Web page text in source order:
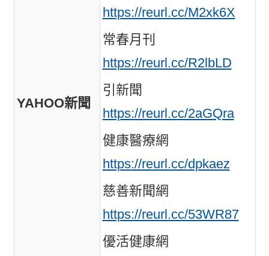
YAHOO新聞
https://reurl.cc/M2xk6X
常春月刊
https://reurl.cc/R2lbLD
引新聞
https://reurl.cc/2aGQra
健康醫療網
https://reurl.cc/dpkaez
慈善新聞網
https://reurl.cc/53WR87
優活健康網